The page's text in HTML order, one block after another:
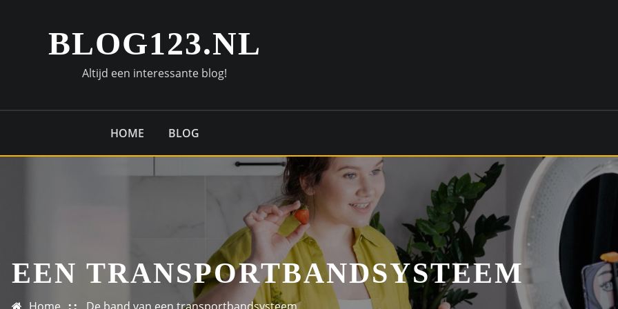
BLOG123.NL
Altijd een interessante blog!
HOME BLOG
TRANSPORTBANDSYSTEEM